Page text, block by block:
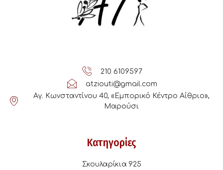
210 6109597
atziouti@gmail.com
Αγ. Κωνσταντίνου 40, «Εμπορικό Κέντρο Αίθριο»,
Μαρούσι
Κατηγορίες
Σκουλαρίκια 925